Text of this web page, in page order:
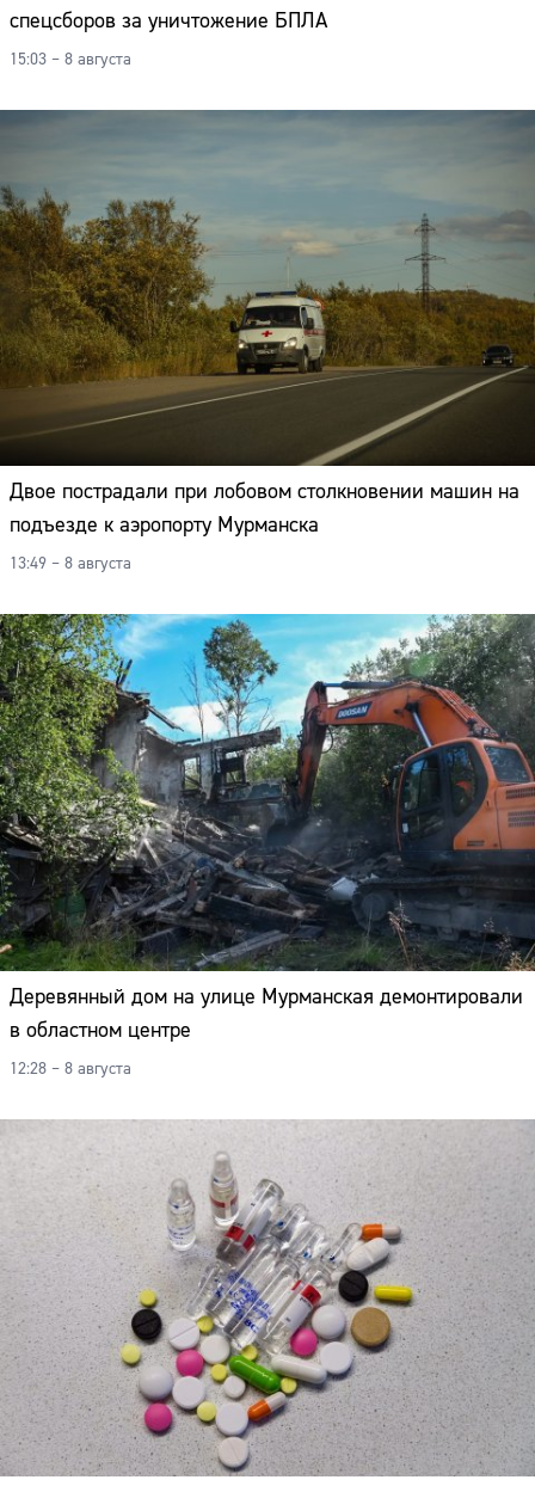
спецсборов за уничтожение БПЛА
15:03 – 8 августа
Двое пострадали при лобовом столкновении машин на
подъезде к аэропорту Мурманска
13:49 – 8 августа
Деревянный дом на улице Мурманская демонтировали
в областном центре
12:28 – 8 августа